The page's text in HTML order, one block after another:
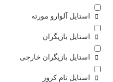
استایل آلوارو مورته
استایل بازیگران
استایل بازیگران خارجی
استایل تام کروز